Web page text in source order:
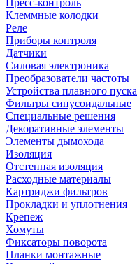
Пресс-контроль
Клеммные колодки
Реле
Приборы контроля
Датчики
Силовая электроника
Преобразователи частоты
Устройства плавного пуска
Фильтры синусоидальные
Специальные решения
Декоративные элементы
Элементы дымохода
Изоляция
Отстенная изоляция
Расходные материалы
Картриджи фильтров
Прокладки и уплотнения
Крепеж
Хомуты
Фиксаторы поворота
Планки монтажные